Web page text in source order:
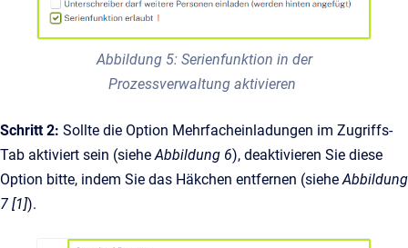
Abbildung 5: Serienfunktion in der
Prozessverwaltung aktivieren
Schritt 2: Sollte die Option Mehrfacheinladungen im Zugriffs-
Tab aktiviert sein (sieheAbbildung 6), deaktivieren Sie diese
Option bitte, indem Sie das Häkchen entfernen (sieheAbbildung
7 [1]).